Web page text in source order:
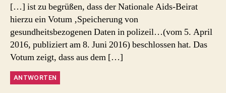
[…] ist zu begrüßen, dass der Nationale Aids-Beirat
hierzu ein Votum ‚Speicherung von
gesundheitsbezogenen Daten in polizeil…(vom 5. April
2016, publiziert am 8. Juni 2016) beschlossen hat. Das
Votum zeigt, dass aus dem […]
ANTWORTEN